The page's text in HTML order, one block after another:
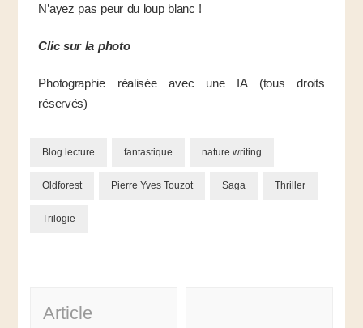
N’ayez pas peur du loup blanc !
Clic sur la photo
Photographie réalisée avec une IA (tous droits
réservés)
Blog lecture fantastique nature writing
Oldforest Pierre Yves Touzot Saga Thriller
Trilogie
Article